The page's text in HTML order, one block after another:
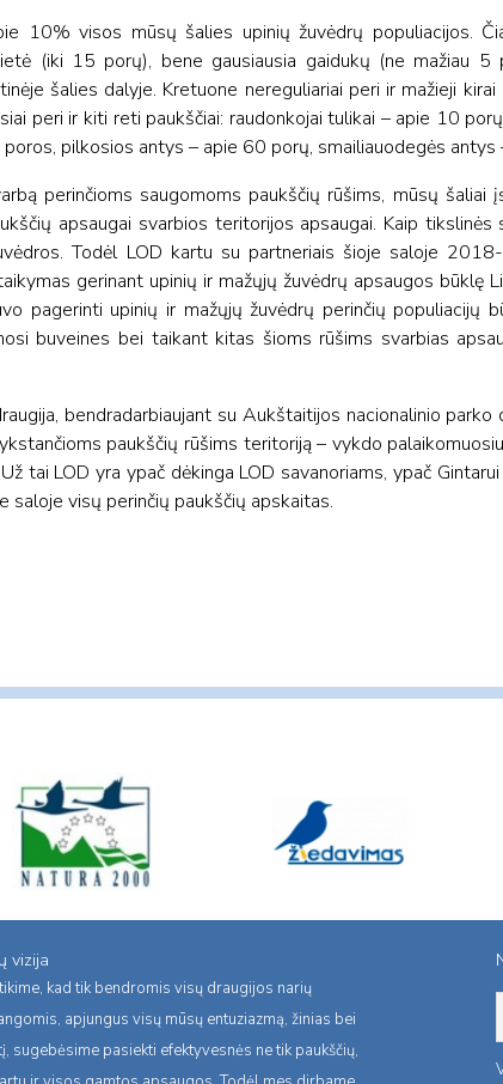
10% visos mūsų šalies upinių žuvėdrų populiacijos.
(iki 15 porų), bene gausiausia gaidukų (ne mažiau 5
šalies dalyje. Kretuone nereguliariai peri ir mažieji
peri ir kiti reti paukščiai: raudonkojai tulikai – apie 10
pilkosios antys – apie 60 porų, smailiauodegės antys
perinčioms saugomoms paukščių rūšims, mūsų šaliai
apsaugai svarbios teritorijos apsaugai. Kaip tikslinės
Todėl LOD kartu su partneriais šioje saloje
gerinant upinių ir mažųjų žuvėdrų apsaugos būklę
pagerinti upinių ir mažųjų žuvėdrų perinčių populiacijų
buveines bei taikant kitas šioms rūšims svarbias
bendradarbiaujant su Aukštaitijos nacionalinio parko
paukščių rūšims teritoriją – vykdo
tai LOD yra ypač dėkinga LOD savanoriams, ypač
visų perinčių paukščių apskaitas.
vizija
kad tik bendromis visų draugijos narių
apjungus visų mūsų entuziazmą, žinias bei
sugebėsime pasiekti efektyvesnės ne tik paukščių,